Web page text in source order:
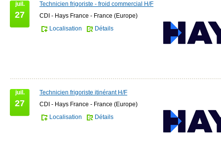
juil.
27
Technicien frigoriste - froid commercial H/F
CDI - Hays France - France (Europe)
Localisation
Détails
juil.
27
Technicien frigoriste itinérant H/F
CDI - Hays France - France (Europe)
Localisation
Détails